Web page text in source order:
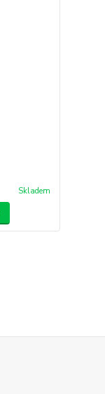
Skladem